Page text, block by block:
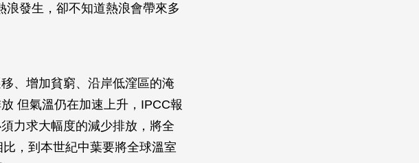
發生，卻不知道熱浪會帶來多
、增加貧窮、沿岸低漥區的淹
但氣溫仍在加速上升，IPCC報
力求大幅度的減少排放，將全
，到本世紀中葉要將全球溫室